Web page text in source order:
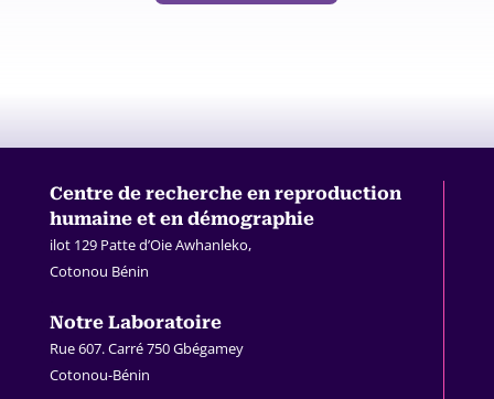
Centre de recherche en reproduction
humaine et en démographie
ilot 129 Patte d’Oie Awhanleko,
Cotonou Bénin
Notre Laboratoire
Rue 607. Carré 750 Gbégamey
Cotonou-Bénin